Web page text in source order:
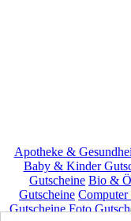
Apotheke &
Baby & Kinder
Gutscheine Bio &
Gutscheine
Gutscheine Foto